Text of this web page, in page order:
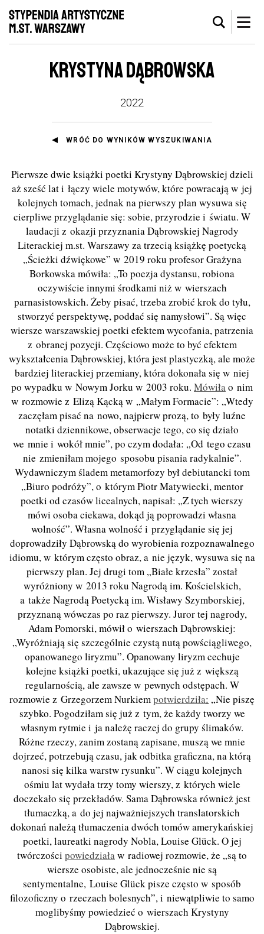
KRYSTYNA DĄBROWSKA
2022
WRÓĆ DO WYNIKÓW WYSZUKIWANIA
Pierwsze dwie książki poetki Krystyny Dąbrowskiej dzieli
aż sześć lat i łączy wiele motywów, które powracają w jej
kolejnych tomach, jednak na pierwszy plan wysuwa się
cierpliwe przyglądanie się: sobie, przyrodzie i światu. W
laudacji z okazji przyznania Dąbrowskiej Nagrody
Literackiej m.st. Warszawy za trzecią książkę poetycką
„Ścieżki dźwiękowe” w 2019 roku profesor Grażyna
Borkowska mówiła: „To poezja dystansu, robiona
oczywiście innymi środkami niż w wierszach
parnasistowskich. Żeby pisać, trzeba zrobić krok do tyłu,
stworzyć perspektywę, poddać się namysłowi”. Są więc
wiersze warszawskiej poetki efektem wycofania, patrzenia
z obranej pozycji. Częściowo może to być efektem
wykształcenia Dąbrowskiej, która jest plastyczką, ale może
bardziej literackiej przemiany, która dokonała się w niej
po wypadku w Nowym Jorku w 2003 roku. Mówiłao nim
w rozmowie z Elizą Kącką w „Małym Formacie”: „Wtedy
zaczęłam pisać na nowo, najpierw prozą, to były luźne
notatki dziennikowe, obserwacje tego, co się działo
we mnie i wokół mnie”, po czym dodała: „Od tego czasu
nie zmieniłam mojego sposobu pisania radykalnie”.
Wydawniczym śladem metamorfozy był debiutancki tom
„Biuro podróży”, o którym Piotr Matywiecki, mentor
poetki od czasów licealnych, napisał: „Z tych wierszy
mówi osoba ciekawa, dokąd ją poprowadzi własna
wolność”. Własna wolność i przyglądanie się jej
doprowadziły Dąbrowską do wyrobienia rozpoznawalnego
idiomu, w którym często obraz, a nie język, wysuwa się na
pierwszy plan. Jej drugi tom „Białe krzesła” został
wyróżniony w 2013 roku Nagrodą im. Kościelskich,
a także Nagrodą Poetycką im. Wisławy Szymborskiej,
przyznaną wówczas po raz pierwszy. Juror tej nagrody,
Adam Pomorski, mówił o wierszach Dąbrowskiej:
„Wyróżniają się szczególnie czystą nutą powściągliwego,
opanowanego liryzmu”. Opanowany liryzm cechuje
kolejne książki poetki, ukazujące się już z większą
regularnością, ale zawsze w pewnych odstępach. W
rozmowie z Grzegorzem Nurkiempotwierdziła: „Nie piszę
szybko. Pogodziłam się już z tym, że każdy tworzy we
własnym rytmie i ja należę raczej do grupy ślimaków.
Różne rzeczy, zanim zostaną zapisane, muszą we mnie
dojrzeć, potrzebują czasu, jak odbitka graficzna, na którą
nanosi się kilka warstw rysunku”. W ciągu kolejnych
ośmiu lat wydała trzy tomy wierszy, z których wiele
doczekało się przekładów. Sama Dąbrowska również jest
tłumaczką, a do jej najważniejszych translatorskich
dokonań należą tłumaczenia dwóch tomów amerykańskiej
poetki, laureatki nagrody Nobla, Louise Glück. O jej
twórczości powiedziaław radiowej rozmowie, że „są to
wiersze osobiste, ale jednocześnie nie są
sentymentalne, Louise Glück pisze często w sposób
filozoficzny o rzeczach bolesnych”, i niewątpliwie to samo
moglibyśmy powiedzieć o wierszach Krystyny
Dąbrowskiej.